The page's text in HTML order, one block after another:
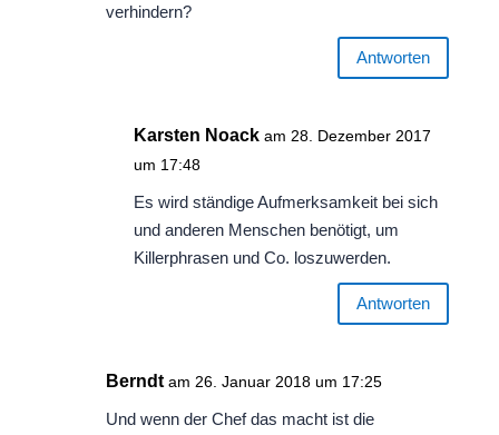
verhindern?
Antworten
Karsten Noack am 28. Dezember 2017
um 17:48
Es wird ständige Aufmerksamkeit bei sich
und anderen Menschen benötigt, um
Killerphrasen und Co. loszuwerden.
Antworten
Berndt am 26. Januar 2018 um 17:25
Und wenn der Chef das macht ist die